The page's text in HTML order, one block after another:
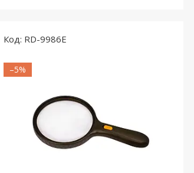
RD-9986E
–5%